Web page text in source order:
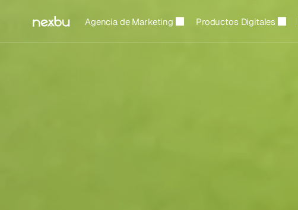
Agencia de Marketing Productos Digitales